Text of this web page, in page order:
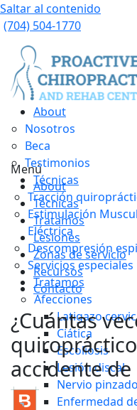
Saltar al contenido
(704) 504-1770
About
Nosotros
Beca
Testimonios
Técnicas
Tracción
Estimulación
Eléctrica
Descompresión
Servicios especiales
Tratamos
Afecciones
Latigazo
Ciática
Escoliosis
Lesión discal
Nervio pinzado
Enfermedad
Menú
About
Técnicas
Tratamos
Lesiones
Zonas de servicio
Recursos
Contacto
¿Cuántas
accidente de